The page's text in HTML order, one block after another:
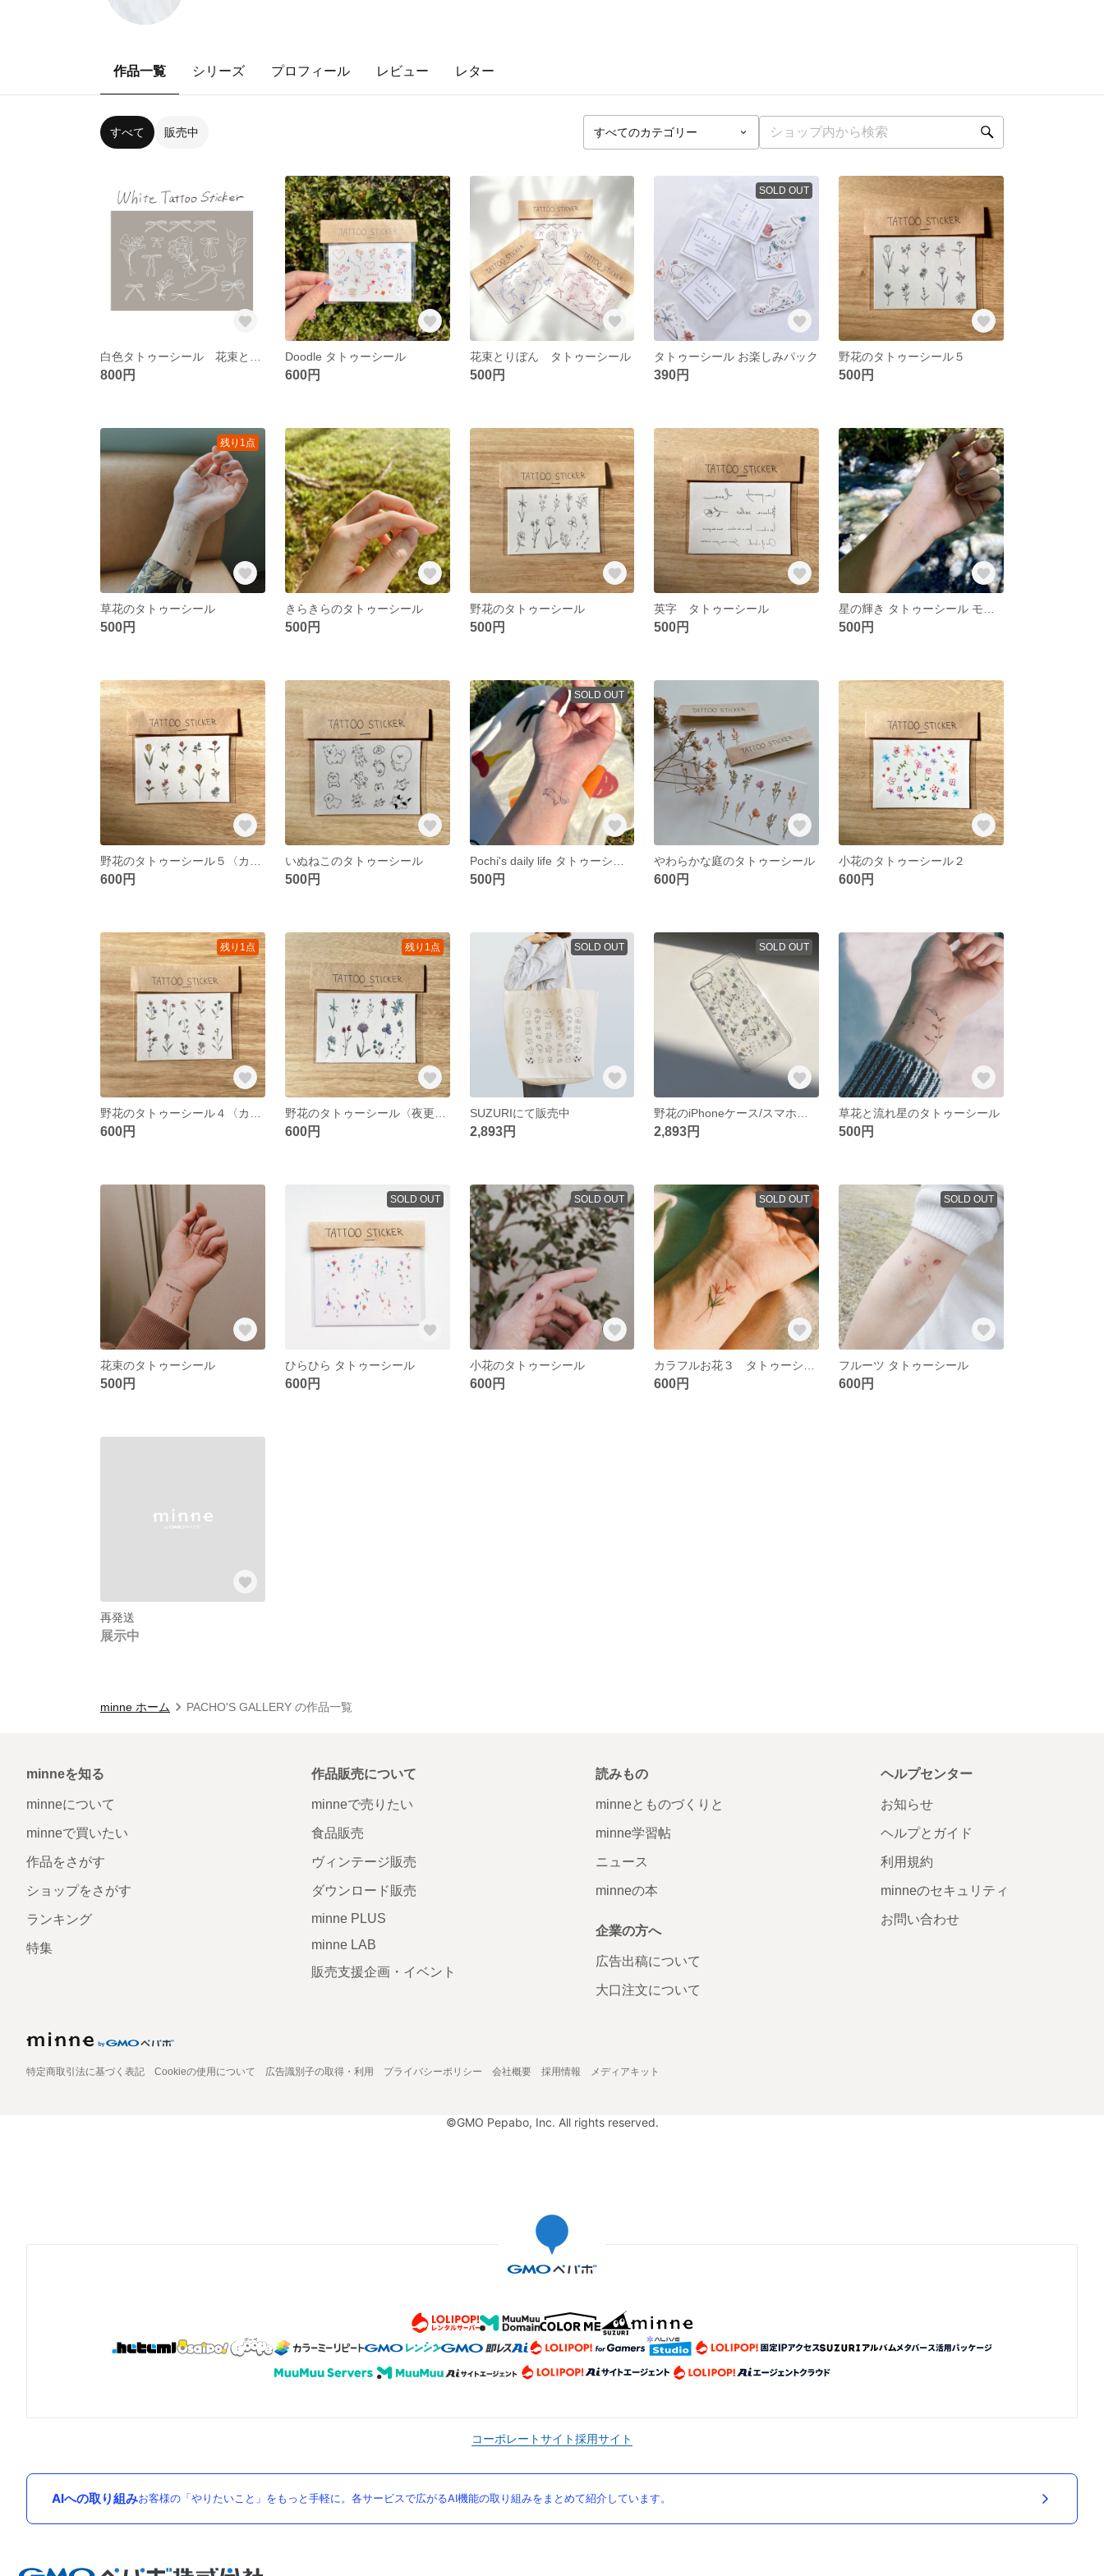
作品一覧 シリーズ プロフィール レビュー レター
すべて 販売中
800円
Doodle タトゥーシール
600円
花束とりぼん タトゥーシール
500円
SOLD OUT
タトゥーシール お楽しみパック
390円
野花のタトゥーシール５
500円
残り1点
草花のタトゥーシール
500円
きらきらのタトゥーシール
500円
野花のタトゥーシール
500円
英字 タトゥーシール
500円 500円
600円
いぬねこのタトゥーシール
500円
SOLD OUT
500円
やわらかな庭のタトゥーシール
600円
小花のタトゥーシール２
600円
残り1点
600円
残り1点
600円
SOLD OUT
SUZURIにて販売中
2,893円
SOLD OUT
2,893円
草花と流れ星のタトゥーシール
500円
花束のタトゥーシール
500円
SOLD OUT
ひらひら タトゥーシール
600円
SOLD OUT
小花のタトゥーシール
600円
SOLD OUT
600円
SOLD OUT
フルーツ タトゥーシール
600円
再発送
展示中
minne ホーム PACHO'S GALLERY の作品一覧
minneを知る
minneについて
minneで買いたい
作品をさがす
ショップをさがす
ランキング
特集
作品販売について
minneで売りたい
食品販売
ヴィンテージ販売
ダウンロード販売
minne PLUS
minne LAB
販売支援企画・イベント
読みもの
minneとものづくりと
minne学習帖
ニュース
minneの本
企業の方へ
広告出稿について
大口注文について
ヘルプセンター
お知らせ
ヘルプとガイド
利用規約
minneのセキュリティ
お問い合わせ
特定商取引法に基づく表記 Cookieの使用について 広告識別子の取得・利用 プライバシーポリシー 会社概要 採用情報 メディアキット
©GMO Pepabo, Inc. All rights reserved.
コーポレートサイト採用サイト
AIへの取り組みお客様の「やりたいこと」をもっと手軽に。各サービスで広がるAI機能の取り組みをまとめて紹介しています。